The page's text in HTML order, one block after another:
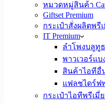
หมวดหมู่สินค้า
Giftset Premium
กระเป๋าสั่งผลิตพรีเ
IT Premium
ลำโพงบลูทูธ
พาวเวอร์แบ
สินค้าไอทีอื่
แฟลชไดร์ฟพ
กระเป๋าไอทีพรีเมี่